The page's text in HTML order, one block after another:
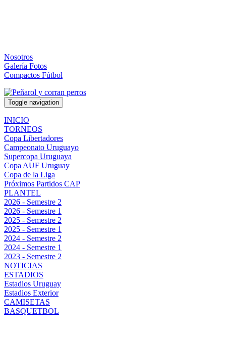
Nosotros
Galería Fotos
Compactos Fútbol
Toggle navigation
INICIO
TORNEOS
Copa Libertadores
Campeonato Uruguayo
Supercopa Uruguaya
Copa AUF Uruguay
Copa de la Liga
Próximos Partidos CAP
PLANTEL
2026 - Semestre 2
2026 - Semestre 1
2025 - Semestre 2
2025 - Semestre 1
2024 - Semestre 2
2024 - Semestre 1
2023 - Semestre 2
NOTICIAS
ESTADIOS
Estadios Uruguay
Estadios Exterior
CAMISETAS
BASQUETBOL